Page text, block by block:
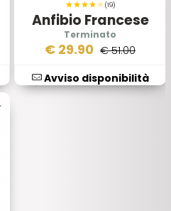
(19)
Anfibio Francese
Nero
€ 29.90 € 51.00
Avviso disponibilità